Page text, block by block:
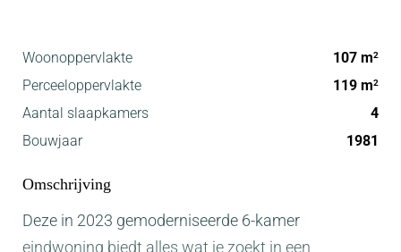
Woonoppervlakte 107 m2
Perceeloppervlakte 119 m2
Aantal slaapkamers
4
Bouwjaar
1981
Omschrijving
Deze in 2023 gemoderniseerde 6-kamer
eindwoning biedt alles wat je zoekt in een